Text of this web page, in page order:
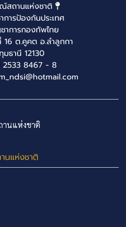
ถานแห่งชาติ
การป้องกันประเทศ
การกองทัพไทย
16 ต.คูคต อ.ลำลูกกา
มธานี 12130
2533 8467 - 8
านแห่งชาติ
นแห่งชาติ